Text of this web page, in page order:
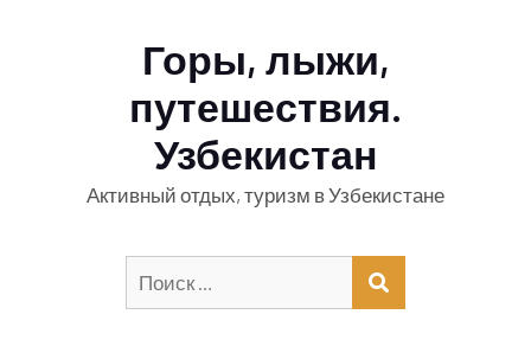
Горы, лыжи,
путешествия.
Узбекистан
Активный отдых, туризм в Узбекистане